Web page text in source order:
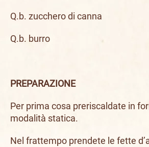
Q.b. zucchero di canna
Q.b. burro
PREPARAZIONE
Per prima cosa preriscaldate in
modalità statica.
Nel frattempo prendete le fette